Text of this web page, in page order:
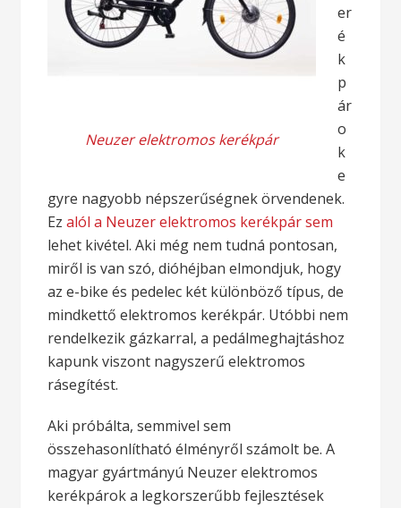
Neuzer elektromos kerékpár
er
é
k
p
ár
o
k
e
gyre nagyobb népszerűségnek örvendenek.
Ezalól a Neuzer elektromos kerékpár sem
lehet kivétel. Aki még nem tudná pontosan,
miről is van szó, dióhéjban elmondjuk, hogy
az e-bike és pedelec két különböző típus, de
mindkettő elektromos kerékpár. Utóbbi nem
rendelkezik gázkarral, a pedálmeghajtáshoz
kapunk viszont nagyszerű elektromos
rásegítést.
Aki próbálta, semmivel sem
összehasonlítható élményről számolt be. A
magyar gyártmányú Neuzer elektromos
kerékpárok a legkorszerűbb fejlesztések